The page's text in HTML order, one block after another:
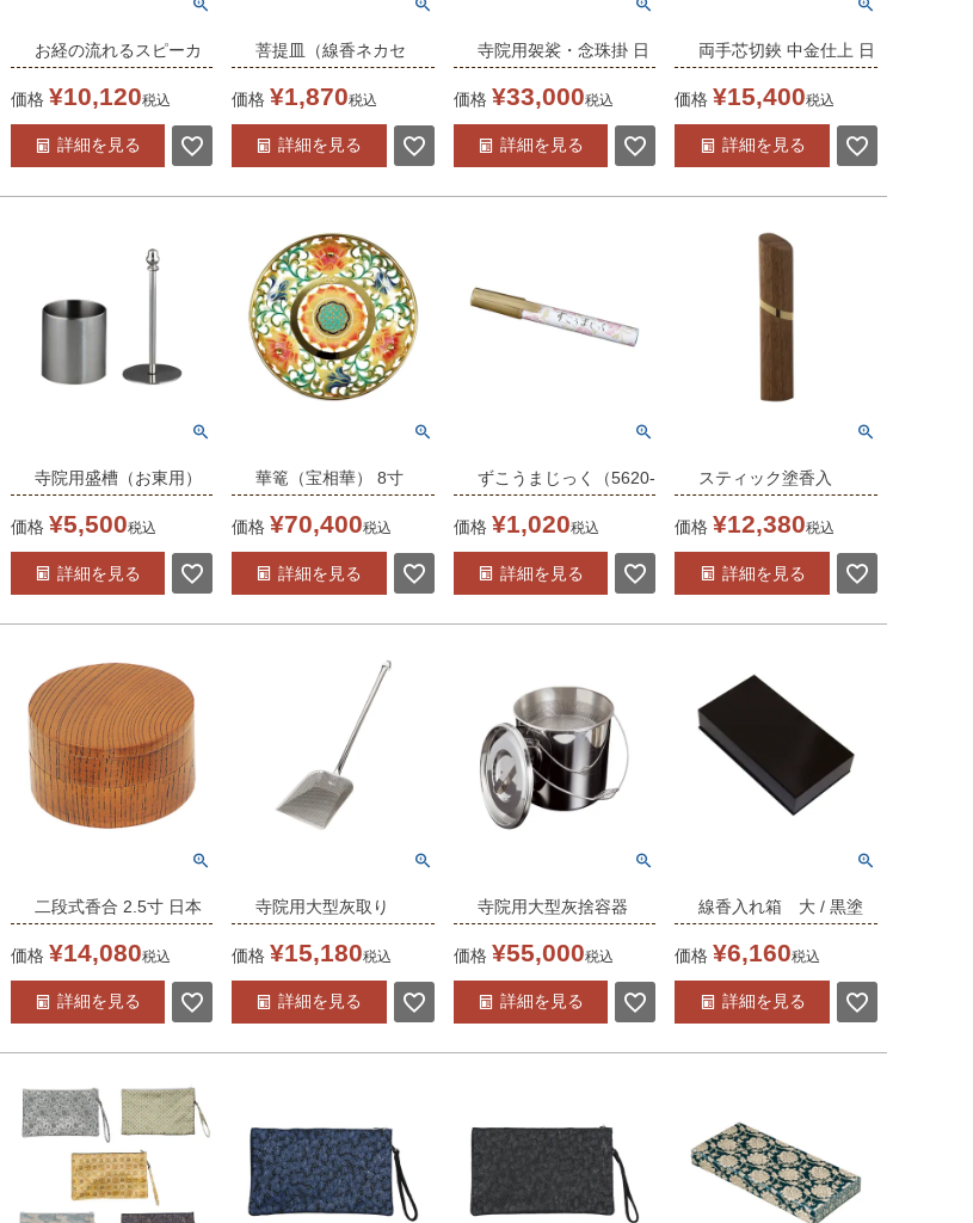
お経の流れるスピーカ
ー2 (4550-4002) 般若
心経
価格 ¥10,120税込
詳細を見る
菩提皿（線香ネカセ
台）（6132-5000） 日
本製
価格 ¥1,870税込
詳細を見る
寺院用袈裟・念珠掛 日
本製 (4513-0100)
価格 ¥33,000税込
詳細を見る
両手芯切鋏 中金仕上 日
本製 (2771-0100)
価格 ¥15,400税込
詳細を見る
寺院用盛槽（お東用）
2.5寸用（4823-2101）
日本製
価格 ¥5,500税込
詳細を見る
華篭（宝相華） 8寸
（5301-8000）日本製
※受注生産品
価格 ¥70,400税込
詳細を見る
ずこうまじっく（5620-
1000） 日本製
価格 ¥1,020税込
詳細を見る
スティック塗香入
（5620-1100）日本製
※受注生産品
価格 ¥12,380税込
詳細を見る
二段式香合 2.5寸 日本
製 (5514-0001)
価格 ¥14,080税込
詳細を見る
寺院用大型灰取り
（2720-6100）日本製
※受注生産品
価格 ¥15,180税込
詳細を見る
寺院用大型灰捨容器
（2720-6000）日本製
※受注生産品
価格 ¥55,000税込
詳細を見る
線香入れ箱 大 / 黒塗
（7055-0120） 日本製
価格 ¥6,160税込
詳細を見る